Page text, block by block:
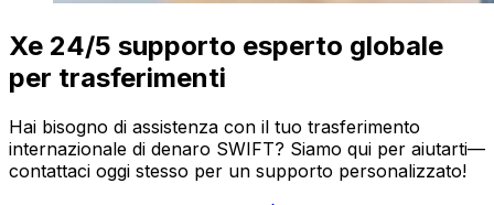
Xe 24/5 supporto esperto globale
per trasferimenti
Hai bisogno di assistenza con il tuo trasferimento
internazionale di denaro SWIFT? Siamo qui per aiutarti—
contattaci oggi stesso per un supporto personalizzato!